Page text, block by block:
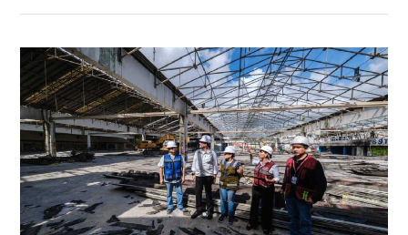
en
abre
en
una
ventana
nueva)
en
abre
en
una
ventana
nueva)
en
abre
en
una
ventana
nueva)
en
abre
en
una
ventana
nueva)
en
abre
en
una
ventana
nueva)